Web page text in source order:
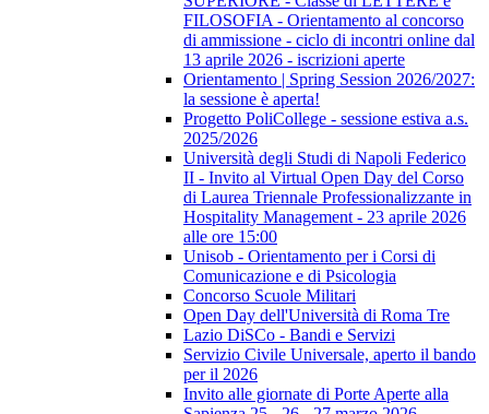
FILOSOFIA - Orientamento al concorso
di ammissione - ciclo di incontri online dal
13 aprile 2026 - iscrizioni aperte
Orientamento | Spring Session 2026/2027:
la sessione è aperta!
Progetto PoliCollege - sessione estiva a.s.
2025/2026
Università degli Studi di Napoli Federico
II - Invito al Virtual Open Day del Corso
di Laurea Triennale Professionalizzante in
Hospitality Management - 23 aprile 2026
alle ore 15:00
Unisob - Orientamento per i Corsi di
Comunicazione e di Psicologia
Concorso Scuole Militari
Open Day dell'Università di Roma Tre
Lazio DiSCo - Bandi e Servizi
Servizio Civile Universale, aperto il bando
per il 2026
Invito alle giornate di Porte Aperte alla